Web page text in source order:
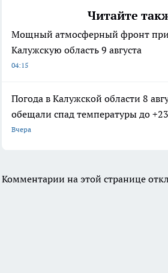
Читайте
Мощный атмосферный фронт
Калужскую область 9 августа
04:15
Погода в Калужской области 8
обещали спад температуры до +23
Вчера
Комментарии на этой странице